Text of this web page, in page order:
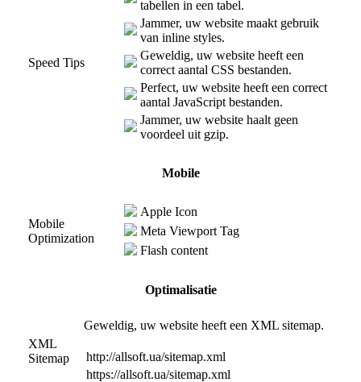
Speed Tips
tabellen in een tabel.
Jammer, uw website maakt gebruik
van inline styles.
Geweldig, uw website heeft een
correct aantal CSS bestanden.
Perfect, uw website heeft een correct
aantal JavaScript bestanden.
Jammer, uw website haalt geen
voordeel uit gzip.
Mobile
Mobile
Optimization
Apple Icon
Meta Viewport Tag
Flash content
Optimalisatie
XML
Sitemap
Geweldig, uw website heeft een XML sitemap.
http://allsoft.ua/sitemap.xml
https://allsoft.ua/sitemap.xml